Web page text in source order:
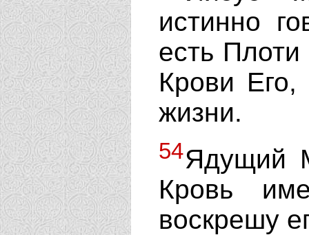
истинно
есть
Крови
жизни.
54Ядущий
Кровь
воскрешу